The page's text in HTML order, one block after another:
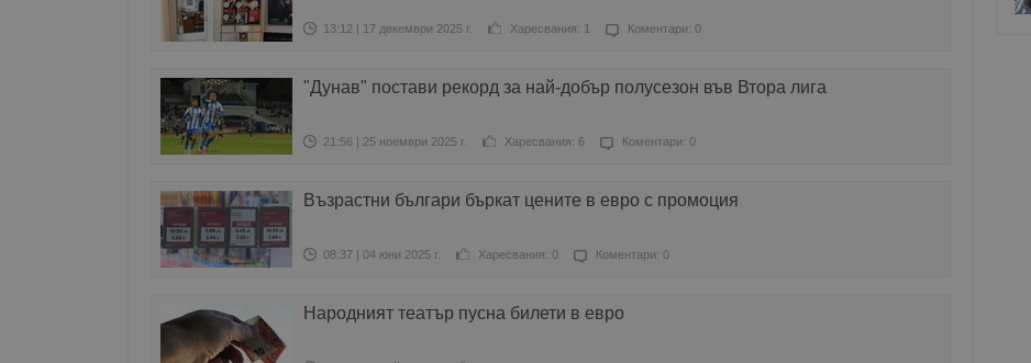
13:12 | 17 декември 2025 г. Харесвания: 1 Коментари: 0
"Дунав" постави рекорд за най-добър полусезон във Втора лига
21:56 | 25 ноември 2025 г. Харесвания: 6 Коментари: 0
Възрастни българи бъркат цените в евро с промоция
08:37 | 04 юни 2025 г. Харесвания: 0 Коментари: 0
Народният театър пусна билети в евро